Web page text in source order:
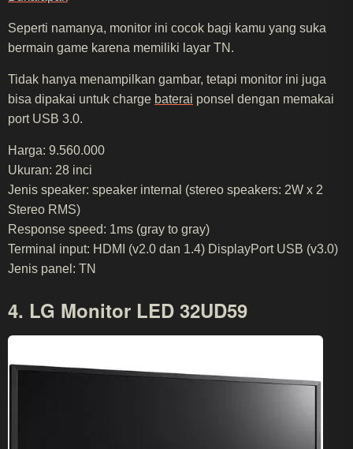
Seperti namanya, monitor ini cocok bagi kamu yang suka
bermain game karena memiliki layar TN.
Tidak hanya menampilkan gambar, tetapi monitor ini juga
bisa dipakai untuk charge baterai ponsel dengan memakai
port USB 3.0.
Harga: 9.560.000
Ukuran: 28 inci
Jenis speaker: speaker internal (stereo speakers: 2W x 2
Stereo RMS)
Response speed: 1ms (gray to gray)
Terminal input: HDMI (v2.0 dan 1.4) DisplayPort USB (v3.0)
Jenis panel: TN
4. LG Monitor LED 32UD59